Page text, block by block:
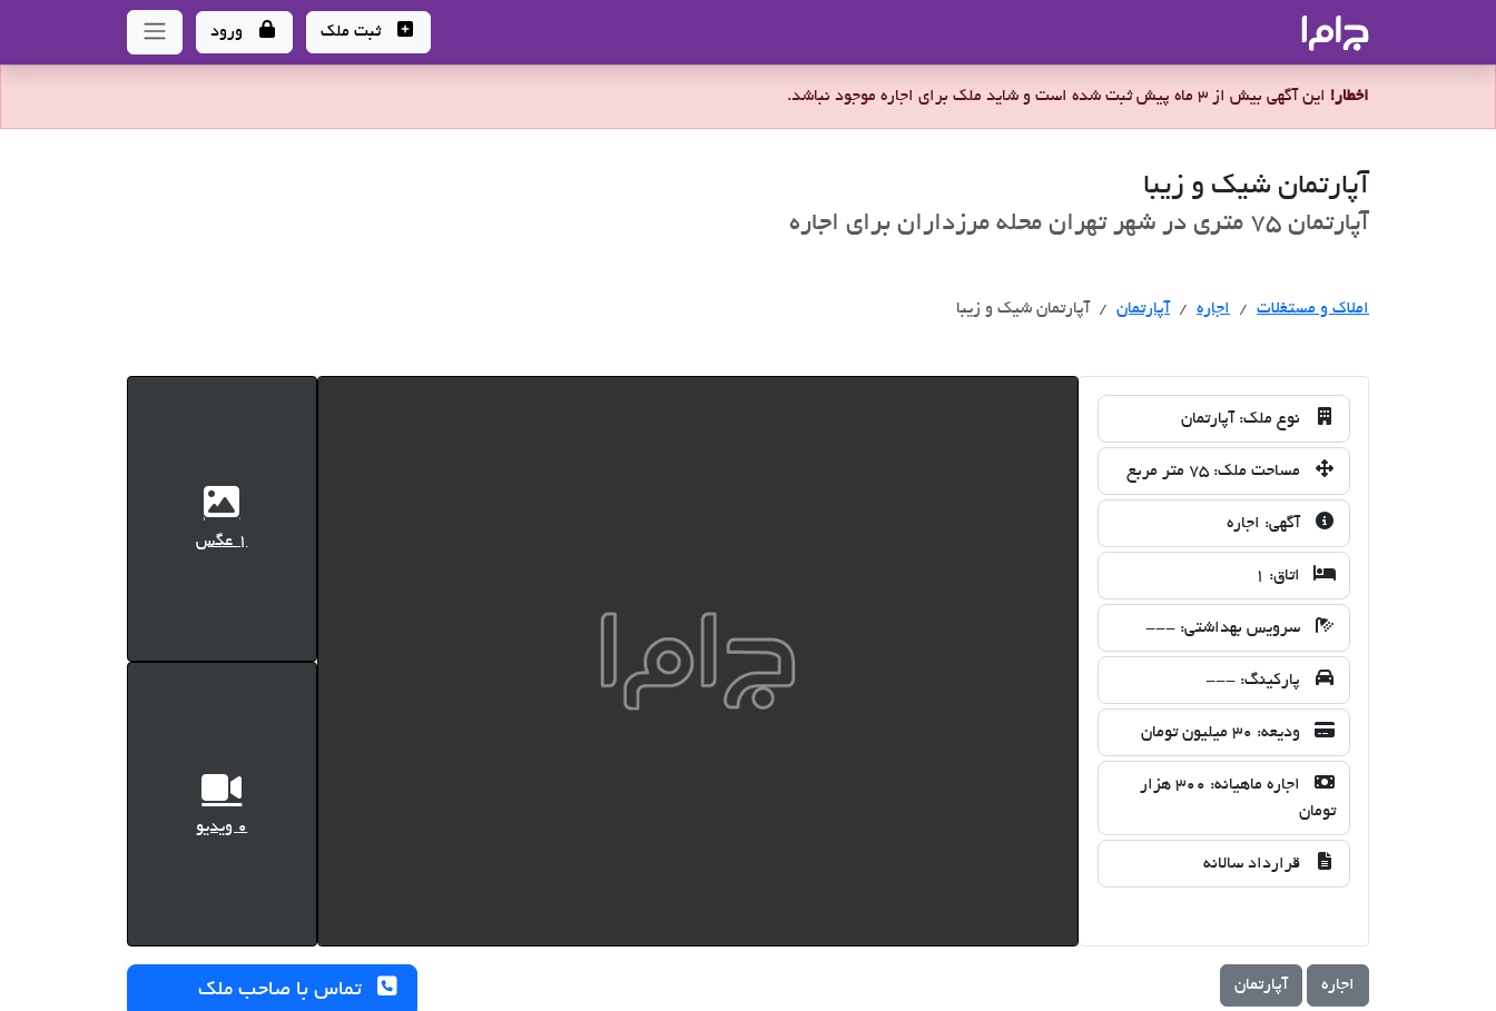
ثبت ملک ورود
اخطار! این آگهی بیش از 3 ماه پیش ثبت شده است و شاید ملک برای اجاره موجود نباشد.
آپارتمان شیک و زیبا
آپارتمان 75 متری در شهر تهران محله مرزداران برای اجاره
املاک و مستغلات اجاره اجاره
آپارتمان آپارتمان شیک و زیبا
نوع ملک: آپارتمان
مساحت ملک: 75 متر مربع
آگهی: اجاره
اتاق: 1
سرویس بهداشتی: ---
پارکینگ: ---
ودیعه: 30 میلیون تومان
اجاره ماهیانه:
300 هزار
تومان
قرارداد سالانه
1 عگس
0 ویدیو
اجاره آپارتمان تماس با صاحب ملک